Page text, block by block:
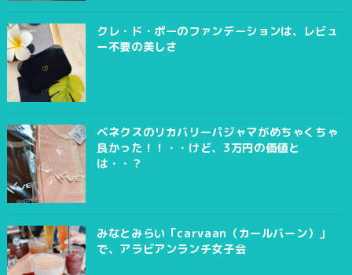
クレ・ド・ポーのファンデーションは、レビュ
ー不要の美しさ
ベネクスのリカバリーパジャマがめちゃくちゃ
良かった！！・・けど、3万円の価値と
は・・？
みなとみらい「carvaan（カールバーン）」
で、アラビアンランチ女子会